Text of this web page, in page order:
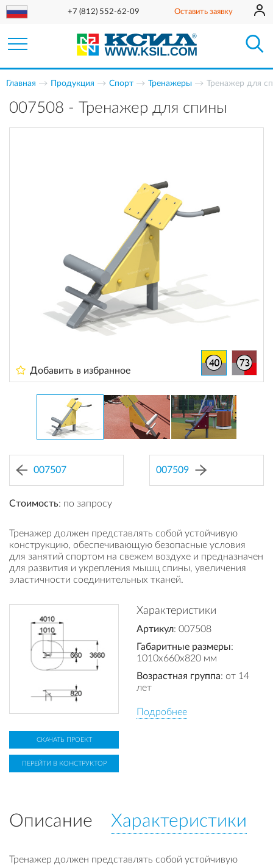
+7 (812) 552-62-09 Оставить заявку
Главная Продукция Спорт Тренажеры Тренажер для
007508 - Тренажер для спины
Добавить в избранное
007507 007509
Стоимость: по запросу
Тренажер должен представлять собой устойчивую
конструкцию, обеспечивающую безопасные условия
для занятий спортом на свежем воздухе и предназначен
для развития и укрепления мышц спины, увеличения
эластичности соединительных тканей.
Характеристики
Артикул: 007508
Габаритные размеры:
1010x660x820 мм
Возрастная группа: от 14
лет
Подробнее
СКАЧАТЬ ПРОЕКТ
ПЕРЕЙТИ В КОНСТРУКТОР
Описание Характеристики
Тренажер должен представлять собой устойчивую